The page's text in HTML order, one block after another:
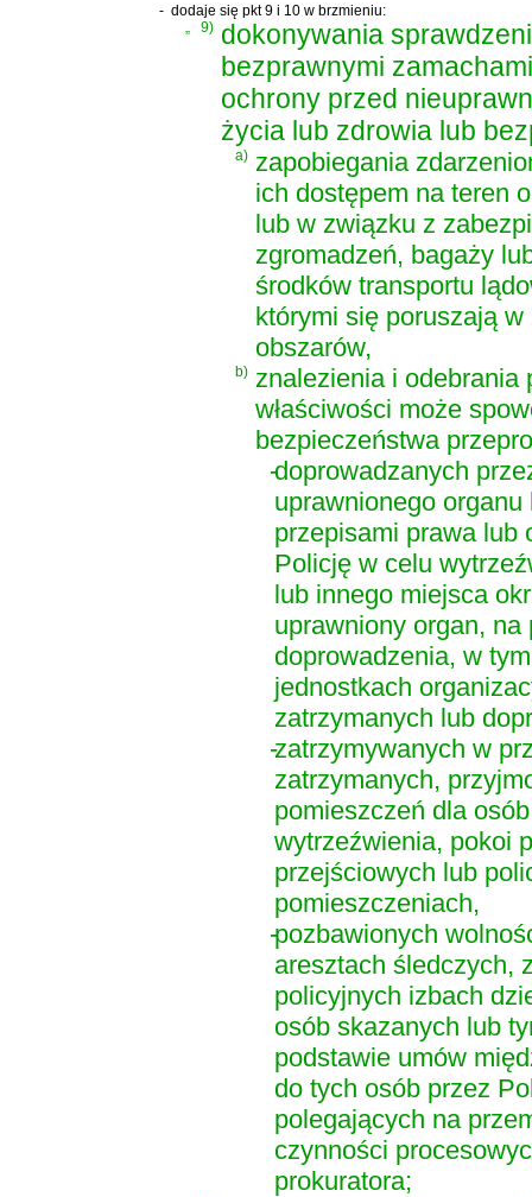
- dodaje się pkt 9 i 10 w brzmieniu:
9) dokonywania
bezprawnymi
ochrony przed
życia lub zdrowia lub
a) zapobiegania
ich dostępem na teren
lub w związku z
zgromadzeń, bagaży
środków transportu
którymi się poruszają
obszarów,
b) znalezienia i odebrania
właściwości może
bezpieczeństwa
-
doprowadzanych
uprawnionego
przepisami prawa lub
Policję w celu
lub innego miejsca
uprawniony organ,
doprowadzenia, w
jednostkach
zatrzymanych lub
-
zatrzymywanych w
zatrzymanych,
pomieszczeń dla
wytrzeźwienia, pokoi
przejściowych lub
pomieszczeniach,
-
pozbawionych
aresztach śledczych,
policyjnych izbach
osób skazanych lub
podstawie umów
do tych osób przez
polegających na
czynności
prokuratora;